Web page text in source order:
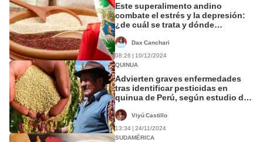
Este superalimento andino
combate el estrés y la depresión:
¿de cuál se trata y dónde
Dax Canchari
08:26 | 10/12/2024
QUINUA
Advierten graves enfermedades
tras identificar pesticidas en
quinua de Perú, según estudio de
Viyú Castillo
13:34 | 24/11/2024
SUDAMÉRICA